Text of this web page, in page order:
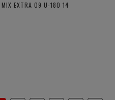
MIX EXTRA 09 U-180 14